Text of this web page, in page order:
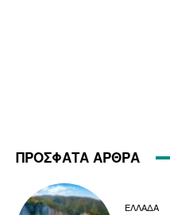
ΠΡΟΣΦΑΤΑ ΑΡΘΡΑ
ΕΛΛΑΔΑ